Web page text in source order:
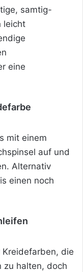
samtig-
leicht
eine
mit einem
auf und
Alternativ
einen noch
die
zu halten, doch